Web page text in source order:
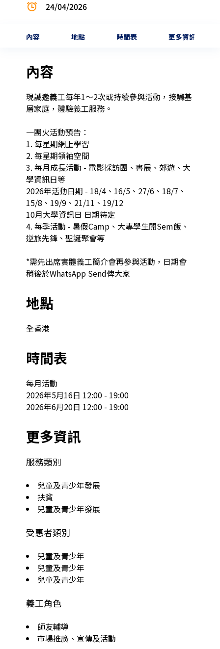
24/04/2026
內容 地點 時間表 更多資訊
內容
現誠邀義工每年1～2次或持續參與活動，接觸基
層家庭，體驗義工服務。
一團火活動預告：
1. 每星期網上學習
2. 每星期領袖空間
3. 每月成長活動 - 電影採訪團、書展、郊遊、大
學資訊日等
2026年活動日期 - 18/4、16/5、27/6、18/7、
15/8、19/9、21/11、19/12
10月大學資訊日 日期待定
4. 每季活動 - 暑假Camp、大專學生開Sem飯、
逆旅先鋒、聖誕聚會等
*需先出席實體義工簡介會再參與活動，日期會
稍後於WhatsApp Send俾大家
地點
全香港
時間表
每月活動
2026年5月16日 12:00 - 19:00
2026年6月20日 12:00 - 19:00
更多資訊
服務類別
兒童及青少年發展
扶貧
兒童及青少年發展
受惠者類別
兒童及青少年
兒童及青少年
兒童及青少年
義工角色
師友輔導
市場推廣、宣傳及活動